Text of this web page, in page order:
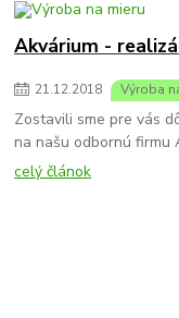
Akvárium -
21.12.2018 Výroba
Zostavili sme pre vás
na našu odbornú firmu
celý článok